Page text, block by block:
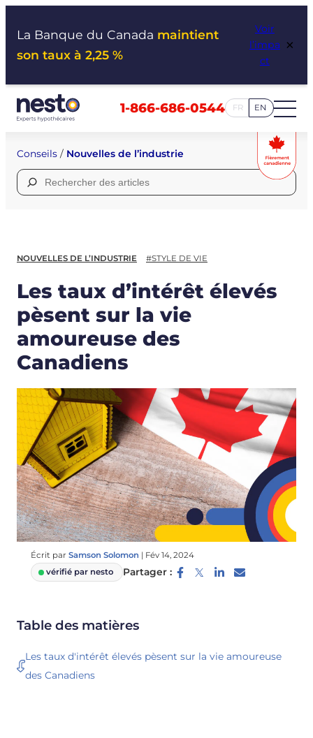
La Banque du Canada maintient
son taux à 2,25 %
Voir
l’impa
ct
×
1-866-686-0544 FR EN
Conseils / Nouvelles de l’industrie
Rechercher :
NOUVELLES DE L’INDUSTRIE #STYLE DE VIE
Les taux d’intérêt élevés
pèsent sur la vie
amoureuse des
Canadiens
Écrit par Samson Solomon | Fév 14, 2024
vérifié par nesto
Partager :
Table des matières
Les taux d'intérêt élevés pèsent sur la vie amoureuse
des Canadiens